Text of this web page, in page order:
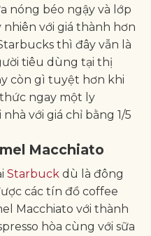
nóng béo ngậy và lớp
với giá thành hơn
thì đây vẫn là
tiêu dùng tại thị
còn gì tuyệt hơn khi
ngay một ly
với giá chỉ bằng 1/5
Macchiato
Starbuck dù là đông
các tín đồ coffee
Macchiato với thành
hòa cùng với sữa